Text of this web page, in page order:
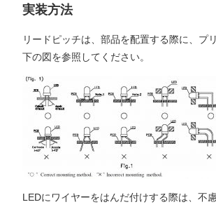
実装方法
リードピッチは、部品を配置する際に、プ
下の図を参照してください。
LEDにワイヤーをはんだ付けする際は、不